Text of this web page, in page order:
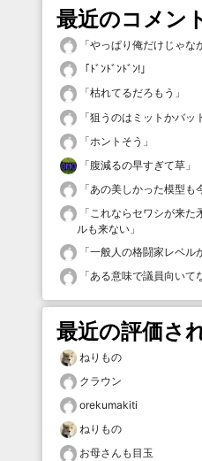
最近のコメン
「やっぱり俺だけじゃな
「 ﾄﾞﾝﾄﾞﾝﾄﾞﾝ! 」
「枯れてるだろもう 」
「狙うのはミットかバ
「ホントそう 」
「腹減るの早すぎて草 」
「あの美しかった模型も
「これならセワシが来た
ルも来ない 」
「一般人の格闘家レベル
「ある意味で議員向いて
最近の評価さ
ねりもの
クラウン
orekumakiti
ねりもの
お母さんも目玉